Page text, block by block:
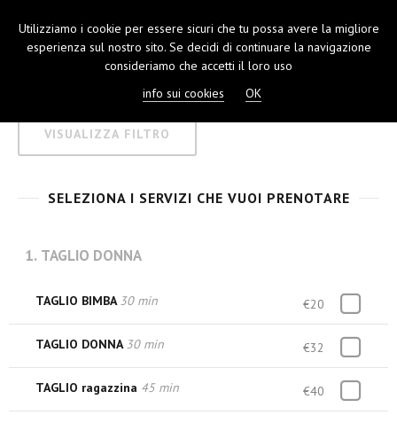
VISUALIZZA FILTRO
SELEZIONA I SERVIZI CHE VUOI PRENOTARE
1. TAGLIO DONNA
TAGLIO BIMBA30 min €20
TAGLIO DONNA30 min €32
TAGLIO ragazzina 45 min €40
Utilizziamo i cookie per essere sicuri che tu possa avere la migliore
esperienza sul nostro sito. Se decidi di continuare la navigazione
consideriamo che accetti il loro uso
info sui cookies
OK